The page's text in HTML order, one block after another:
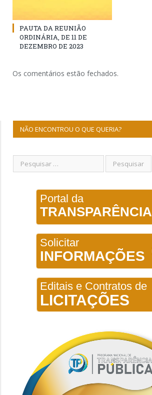
PAUTA DA REUNIÃO
ORDINÁRIA, DE 11 DE
DEZEMBRO DE 2023
Os comentários estão fechados.
NÃO ENCONTROU O QUE QUERIA?
Portal da
TRANSPARÊNCIA
Solicitar
INFORMAÇÕES
Editais e Contratos de
LICITAÇÕES